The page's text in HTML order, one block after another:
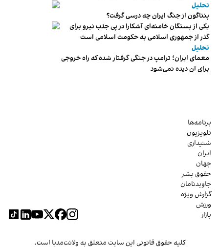
تحلیل
پنتاگون از جنگ ایران چه درسی گرفت؟
یکی از بستگان خامنه‌ای آشکارا در پی جذب نیرو برای
گذر از جمهوری اسلامی به حکومت اسلامی است
تحلیل
معمای ایران؛ ترامپ در جنگی گرفتار شده که راه خروجی
برای آن دیده نمی‌شود
برنامه‌ها
تلویزیون
شنیداری
ایران
جهان
حقوق بشر
جاویدنامان
گزارش ویژه
ورزش
بازار
کلیه حقوق قانونی این سایت متعلق به ولانت‌مدیا است.